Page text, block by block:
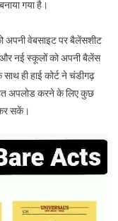
गया है।
अपनी वेबसाइट पर बैलेंसशीट
और नई स्कूलों को अपनी बैलेंस
ही हाई कोर्ट ने चंडीगढ़
अपलोड करने के लिए कुछ
सकें।